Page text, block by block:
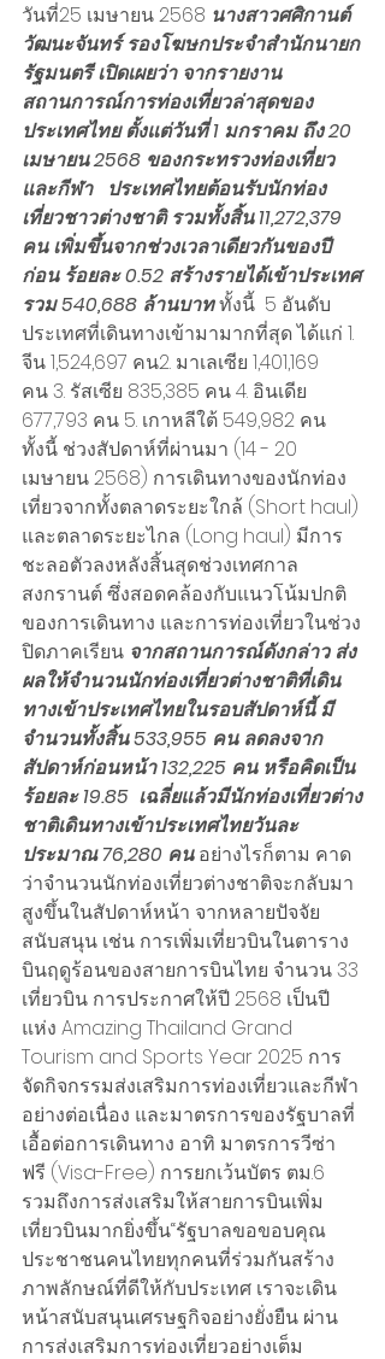
วันที่25 เมษายน 2568 นางสาวศศิกานต์
วัฒนะจันทร์ รองโฆษกประจำสำนักนายก
รัฐมนตรี เปิดเผยว่า จากรายงาน
สถานการณ์การท่องเที่ยวล่าสุดของ
ประเทศไทย ตั้งแต่วันที่ 1 มกราคม ถึง 20
เมษายน 2568 ของกระทรวงท่องเที่ยว
และกีฬา   ประเทศไทยต้อนรับนักท่อง
เที่ยวชาวต่างชาติ รวมทั้งสิ้น 11,272,379
คน เพิ่มขึ้นจากช่วงเวลาเดียวกันของปี
ก่อน ร้อยละ 0.52 สร้างรายได้เข้าประเทศ
รวม 540,688 ล้านบาท ทั้งนี้  5 อันดับ
ประเทศที่เดินทางเข้ามามากที่สุด ได้แก่ 1.
จีน 1,524,697 คน2. มาเลเซีย 1,401,169
คน 3. รัสเซีย 835,385 คน 4. อินเดีย
677,793 คน 5. เกาหลีใต้ 549,982 คน
ทั้งนี้ ช่วงสัปดาห์ที่ผ่านมา (14 - 20
เมษายน 2568) การเดินทางของนักท่อง
เที่ยวจากทั้งตลาดระยะใกล้ (Short haul)
และตลาดระยะไกล (Long haul) มีการ
ชะลอตัวลงหลังสิ้นสุดช่วงเทศกาล
สงกรานต์ ซึ่งสอดคล้องกับแนวโน้มปกติ
ของการเดินทาง และการท่องเที่ยวในช่วง
ปิดภาคเรียน จากสถานการณ์ดังกล่าว ส่ง
ผลให้จำนวนนักท่องเที่ยวต่างชาติที่เดิน
ทางเข้าประเทศไทยในรอบสัปดาห์นี้ มี
จำนวนทั้งสิ้น 533,955 คน ลดลงจาก
สัปดาห์ก่อนหน้า 132,225 คน หรือคิดเป็น
ร้อยละ 19.85  เฉลี่ยแล้วมีนักท่องเที่ยวต่าง
ชาติเดินทางเข้าประเทศไทยวันละ
ประมาณ 76,280 คน อย่างไรก็ตาม คาด
ว่าจำนวนนักท่องเที่ยวต่างชาติจะกลับมา
สูงขึ้นในสัปดาห์หน้า จากหลายปัจจัย
สนับสนุน เช่น การเพิ่มเที่ยวบินในตาราง
บินฤดูร้อนของสายการบินไทย จำนวน 33
เที่ยวบิน การประกาศให้ปี 2568 เป็นปี
แห่ง Amazing Thailand Grand
Tourism and Sports Year 2025 การ
จัดกิจกรรมส่งเสริมการท่องเที่ยวและกีฬา
อย่างต่อเนื่อง และมาตรการของรัฐบาลที่
เอื้อต่อการเดินทาง อาทิ มาตรการวีซ่า
ฟรี (Visa-Free) การยกเว้นบัตร ตม.6
รวมถึงการส่งเสริมให้สายการบินเพิ่ม
เที่ยวบินมากยิ่งขึ้น“รัฐบาลขอขอบคุณ
ประชาชนคนไทยทุกคนที่ร่วมกันสร้าง
ภาพลักษณ์ที่ดีให้กับประเทศ เราจะเดิน
หน้าสนับสนุนเศรษฐกิจอย่างยั่งยืน ผ่าน
การส่งเสริมการท่องเที่ยวอย่างเต็ม